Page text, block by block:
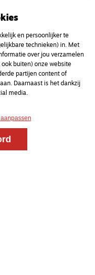
vorming
in het bijzonder
Kerken.
en persoonlijker te
technieken) in. Met
over jou verzamelen
buiten) onze website
partijen content of
Daarnaast is het dankzij
media.